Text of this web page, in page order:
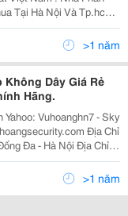
Tại Hà Nội Và Tp.hcm.
067
>1 năm
Không Dây Giá Rẻ
Hãng.
- Hà Nội Địa Chỉ 2:
Biên - Hà Nội
>1 năm